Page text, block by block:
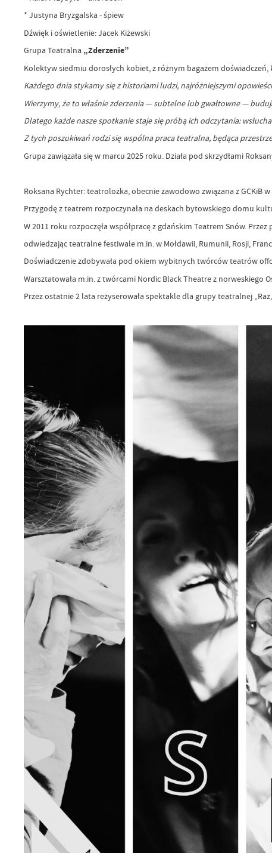
* Justyna Bryzgalska - śpiew
Dźwięk i oświetlenie: Jacek Kiżewski
Grupa Teatralna „Zderzenie”
Kolektyw siedmiu dorosłych kobiet, z różnym bagażem
Każdego dnia stykamy się z historiami ludzi, najróżniejszymi
Wierzymy, że to właśnie zderzenia — subtelne lub gwałtowne —
Dlatego każde nasze spotkanie staje się próbą ich odczytania:
Z tych poszukiwań rodzi się wspólna praca teatralna, będąca
Grupa zawiązała się w marcu 2025 roku. Działa pod skrzydłami
Roksana Rychter: teatrolożka, obecnie zawodowo związana z GCKiB
Przygodę z teatrem rozpoczynała na deskach bytowskiego domu
W 2011 roku rozpoczęła współpracę z gdańskim Teatrem Snów.
odwiedzając teatralne festiwale m.in. w Mołdawii, Rumunii, Rosji,
Doświadczenie zdobywała pod okiem wybitnych twórców teatrów
Warsztatowała m.in. z twórcami Nordic Black Theatre z norweskiego
Przez ostatnie 2 lata reżyserowała spektakle dla grupy teatralnej